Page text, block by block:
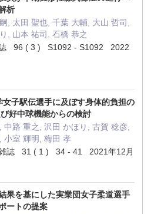
析
, 太田 聖也, 千葉 大輔, 大山 哲司,
, 山本 祐司, 石橋 恭之
誌 96 ( 3 ) S1092 - S1092 2022
子駅伝選手に及ぼす身体的負担の
好中球機能からの検討
路 重之, 沢田 かほり, 古賀 稔彦,
小室 輝明, 梅田 孝
雑誌 31 ( 1 ) 34 - 41 2021年12月
果を基にした実業団女子柔道選手
ートの提案